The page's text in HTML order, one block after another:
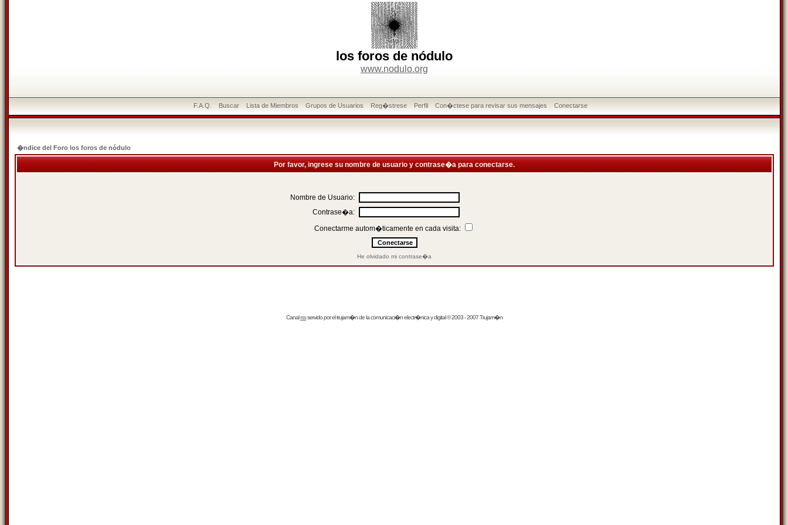
los foros de nódulo
www.nodulo.org
F.A.Q. Buscar Lista de Miembros Grupos de Usuarios Reg�strese Perfil Con�ctese para revisar sus mensajes Conectarse
�ndice del Foro los foros de nódulo
Por favor, ingrese su nombre de usuario y contrase�a para conectarse.
Nombre de Usuario:
Contrase�a:
Conectarme autom�ticamente en cada visita:
He olvidado mi contrase�a
Canalrssservido por eltrujam�nde la comunicaci�n electr�nica y digital © 2003 - 2007 Trujam�n